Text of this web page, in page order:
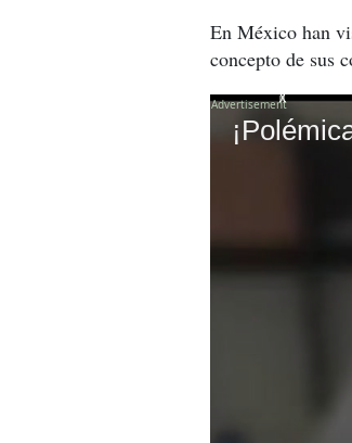
En México han
concepto de sus
X
X
X